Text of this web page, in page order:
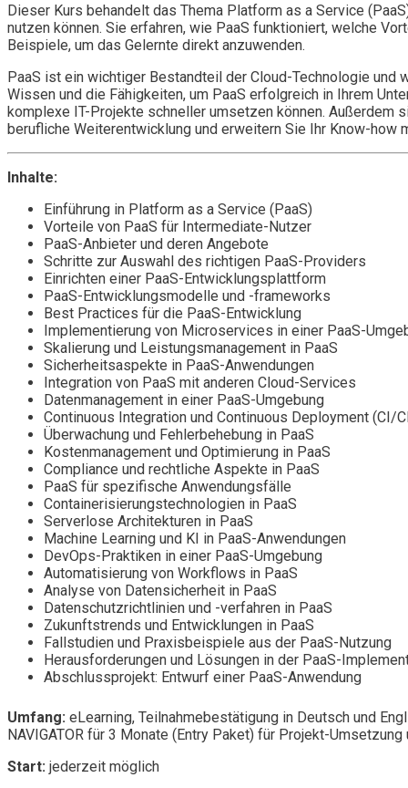
Dieser Kurs behandelt das Thema Platform as a Service
nutzen können. Sie erfahren, wie PaaS funktioniert, welche
Beispiele, um das Gelernte direkt anzuwenden.
PaaS ist ein wichtiger Bestandteil der Cloud-Technologie
Wissen und die Fähigkeiten, um PaaS erfolgreich in Ihrem
komplexe IT-Projekte schneller umsetzen können.
berufliche Weiterentwicklung und erweitern Sie Ihr Know-how
Inhalte:
Einführung in Platform as a Service (PaaS)
Vorteile von PaaS für Intermediate-Nutzer
PaaS-Anbieter und deren Angebote
Schritte zur Auswahl des richtigen PaaS-Providers
Einrichten einer PaaS-Entwicklungsplattform
PaaS-Entwicklungsmodelle und -frameworks
Best Practices für die PaaS-Entwicklung
Implementierung von Microservices in einer PaaS-
Skalierung und Leistungsmanagement in PaaS
Sicherheitsaspekte in PaaS-Anwendungen
Integration von PaaS mit anderen Cloud-Services
Datenmanagement in einer PaaS-Umgebung
Continuous Integration und Continuous Deployment (CI/
Überwachung und Fehlerbehebung in PaaS
Kostenmanagement und Optimierung in PaaS
Compliance und rechtliche Aspekte in PaaS
PaaS für spezifische Anwendungsfälle
Containerisierungstechnologien in PaaS
Serverlose Architekturen in PaaS
Machine Learning und KI in PaaS-Anwendungen
DevOps-Praktiken in einer PaaS-Umgebung
Automatisierung von Workflows in PaaS
Analyse von Datensicherheit in PaaS
Datenschutzrichtlinien und -verfahren in PaaS
Zukunftstrends und Entwicklungen in PaaS
Fallstudien und Praxisbeispiele aus der PaaS-Nutzung
Herausforderungen und Lösungen in der PaaS-
Abschlussprojekt: Entwurf einer PaaS-Anwendung
Umfang: eLearning, Teilnahmebestätigung in Deutsch und
NAVIGATOR für 3 Monate (Entry Paket) für Projekt-
Start: jederzeit möglich